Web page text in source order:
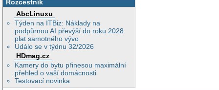
Rozcestník
AbcLinuxu
Týden na ITBiz: Náklady na
podpůrnou AI převýší do roku 2028
plat samotného vývo
Událo se v týdnu 32/2026
HDmag.cz
Kamery do bytu přinesou maximální
přehled o vaší domácnosti
Testovací novinka